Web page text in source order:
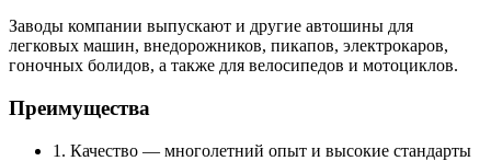
Заводы компании выпускают и другие автошины для
легковых машин, внедорожников, пикапов, электрокаров,
гоночных болидов, а также для велосипедов и мотоциклов.
Преимущества
1. Качество — многолетний опыт и высокие стандарты